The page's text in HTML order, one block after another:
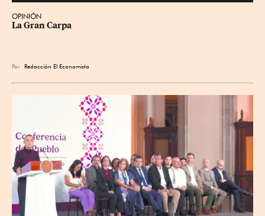
OPINIÓN
La Gran Carpa
Por Redacción El Economista